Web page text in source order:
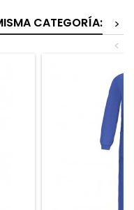
CATEGORÍA:
>
<